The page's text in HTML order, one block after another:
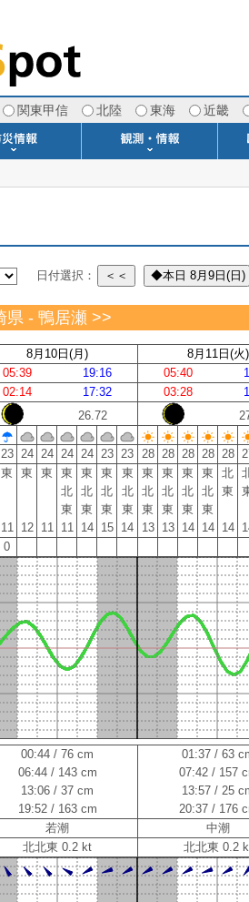
関東甲信 北陸 東海 近畿
日付選択： ＜＜ ◆本日 8月9日(日)
県 - 鴨居瀬 >>
8月10日(月)
8月11日(火)
05:39 19:16 05:40
02:14 17:32 03:28
26.72
23 24 24 24 24 23 23 28 28 28 28 28
東
11
東
12
東
11
東
北
東
11
東
北
東
14
東
北
東
15
東
北
東
14
東
北
東
13
東
北
東
13
東
北
東
14
東
北
東
14
北
東
14
0
00:44 / 76 cm
06:44 / 143 cm
13:06 / 37 cm
19:52 / 163 cm
01:37 / 63
07:42 / 157
13:57 / 25
20:37 / 176
若潮
中潮
北北東 0.2 kt 北北東 0.2